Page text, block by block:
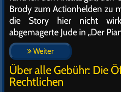
Brody zum Actionhelden zu
die Story hier nicht
abgemagerte Jude in „Der
Weiter
Über alle Gebühr: Die
Rechtlichen